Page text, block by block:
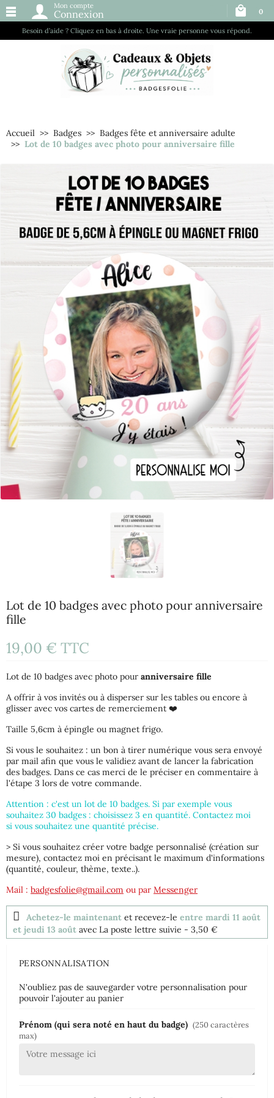
Besoin d’aide ? Cliquez en bas à droite. Une vraie personne vous répond.
Mon compte
Connexion 0
Accueil Badges
Badges fête et anniversaire adulte
Lot de 10 badges avec photo pour anniversaire fille
Lot de 10 badges avec photo pour anniversaire
fille
19,00 € TTC
Lot de 10 badges avec photo pour anniversaire fille
A offrir à vos invités ou à disperser sur les tables ou encore à
glisser avec vos cartes de remerciement ❤️
Taille 5,6cm à épingle ou magnet frigo.
Si vous le souhaitez : un bon à tirer numérique vous sera envoyé
par mail afin que vous le validiez avant de lancer la fabrication
des badges. Dans ce cas merci de le préciser en commentaire à
l'étape 3 lors de votre commande.
Attention : c'est un lot de 10 badges. Si par exemple vous
souhaitez 30 badges : choisissez 3 en quantité. Contactez moi
si vous souhaitez une quantité précise.
> Si vous souhaitez créer votre badge personnalisé (création sur
mesure), contactez moi en précisant le maximum d'informations
(quantité, couleur, thème, texte..).
Mail : badgesfolie@gmail.com ou par Messenger
Achetez-le maintenant et recevez-le entre mardi 11 août
et jeudi 13 août avec La poste lettre suivie - 3,50 €
PERSONNALISATION
N'oubliez pas de sauvegarder votre personnalisation pour
pouvoir l'ajouter au panier
Prénom (qui sera noté en haut du badge) (250 caractères
max)